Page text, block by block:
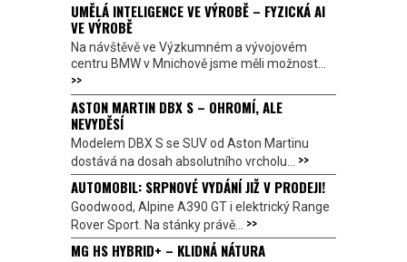
UMĚLÁ INTELIGENCE VE VÝROBĚ – FYZICKÁ AI
VE VÝROBĚ
Na návštěvě ve Výzkumném a vývojovém
centru BMW v Mnichově jsme měli možnost...
>>
ASTON MARTIN DBX S – OHROMÍ, ALE
NEVYDĚSÍ
Modelem DBX S se SUV od Aston Martinu
dostává na dosah absolutního vrcholu... >>
AUTOMOBIL: SRPNOVÉ VYDÁNÍ JIŽ V PRODEJI!
Goodwood, Alpine A390 GT i elektrický Range
Rover Sport. Na stánky právě... >>
MG HS HYBRID+ – KLIDNÁ NÁTURA